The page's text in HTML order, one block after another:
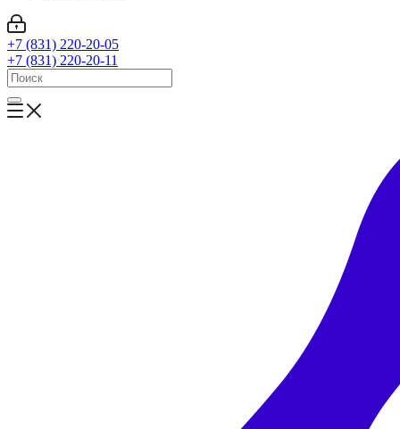
+7 (831) 220-20-05
+7 (831) 220-20-11